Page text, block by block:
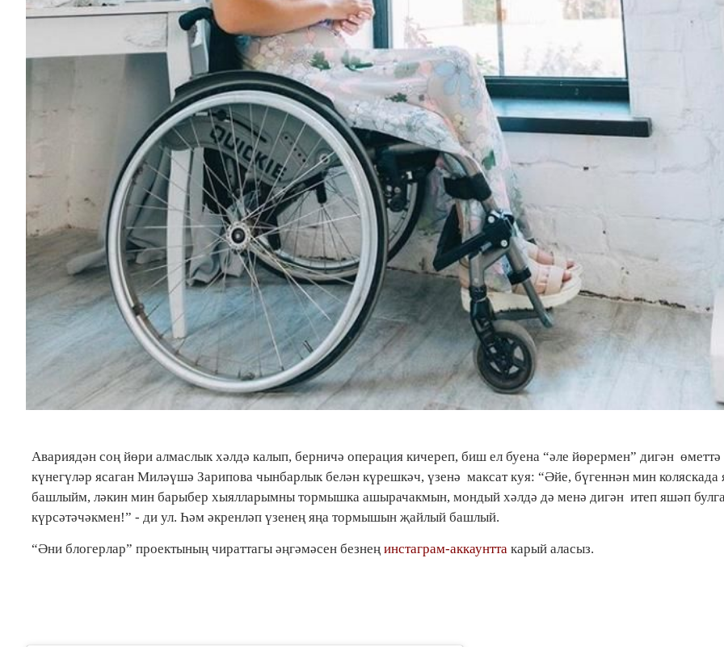
Авариядән соң йөри алмаслык хәлдә калып, берничә операция кичереп, биш ел буена “әле йөрермен” дигән өметтә
күнегүләр ясаган Миләүшә Зарипова чынбарлык белән күрешкәч, үзенә максат куя: “Әйе, бүгеннән мин
башлыйм, ләкин мин барыбер хыялларымны тормышка ашырачакмын, мондый хәлдә дә менә дигән итеп яшәп
күрсәтәчәкмен!” - ди ул. Һәм әкренләп үзенең яңа тормышын җайлый башлый.
“Әни блогерлар” проектының чираттагы әңгәмәсен безнең инстаграм-аккаунтта карый аласыз.